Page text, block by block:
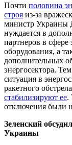
Почти половина
строя из-за
министр Украины
нуждается в
партнеров в сфере
оборудования, а
дополнительных
энергосектора.
ситуация в
ракетного
стабилизируют ее.
отключения были
Зеленский
Украины